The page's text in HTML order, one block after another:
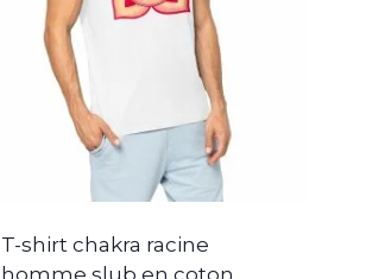
T-shirt chakra racine
homme slub en coton